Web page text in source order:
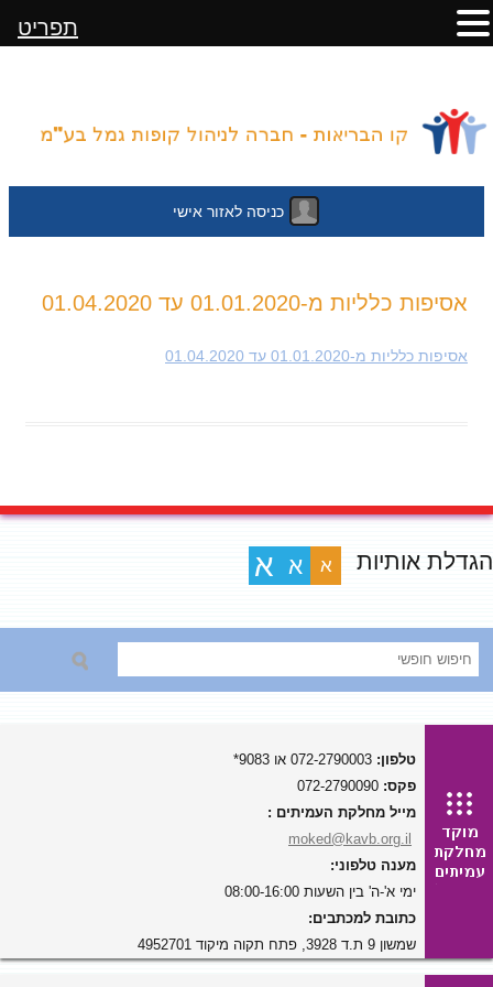
כניסה לאזור אישי
לתוכן
אסיפות כלליות מ-01.01.2020 עד 01.04.2020
אסיפות כלליות מ-01.01.2020 עד 01.04.2020
הגדלת אותיות א א א
טלפון:
פקס:
מייל מחלקת העמיתים :
moked@kavb.org.il
מענה טלפוני:
ימי א'-ה' בין השעות 08:00-16:00
כתובת למכתבים:
שמשון 9 ת.ד 3928, פתח תקוה מיקוד 4952701
תפריט